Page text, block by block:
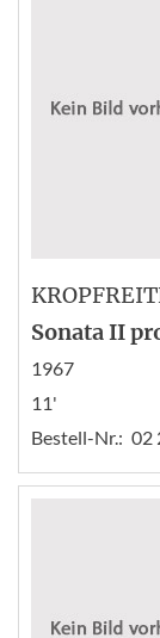
Sonata II
1967
11'
Bestell-Nr.: 02